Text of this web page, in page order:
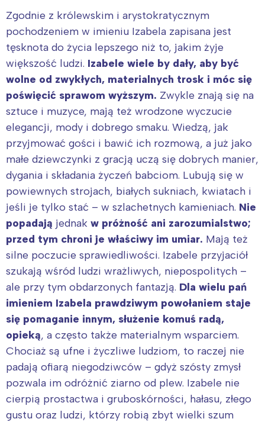
Zgodnie z królewskim i arystokratycznym
pochodzeniem w imieniu Izabela zapisana jest
tęsknota do życia lepszego niż to, jakim żyje
większość ludzi. Izabele wiele by dały, aby być
wolne od zwykłych, materialnych trosk i móc się
poświęcić sprawom wyższym. Zwykle znają się na
sztuce i muzyce, mają też wrodzone wyczucie
elegancji, mody i dobrego smaku. Wiedzą, jak
przyjmować gości i bawić ich rozmową, a już jako
małe dziewczynki z gracją uczą się dobrych manier,
dygania i składania życzeń babciom. Lubują się w
powiewnych strojach, białych sukniach, kwiatach i
jeśli je tylko stać – w szlachetnych kamieniach. Nie
popadają jednak w próżność ani zarozumialstwo;
przed tym chroni je właściwy im umiar. Mają też
silne poczucie sprawiedliwości. Izabele przyjaciół
szukają wśród ludzi wrażliwych, niepospolitych –
ale przy tym obdarzonych fantazją. Dla wielu pań
imieniem Izabela prawdziwym powołaniem staje
się pomaganie innym, służenie komuś radą,
opieką, a często także materialnym wsparciem.
Chociaż są ufne i życzliwe ludziom, to raczej nie
padają ofiarą niegodziwców – gdyż szósty zmysł
pozwala im odróżnić ziarno od plew. Izabele nie
cierpią prostactwa i gruboskórności, hałasu, złego
gustu oraz ludzi, którzy robią zbyt wielki szum